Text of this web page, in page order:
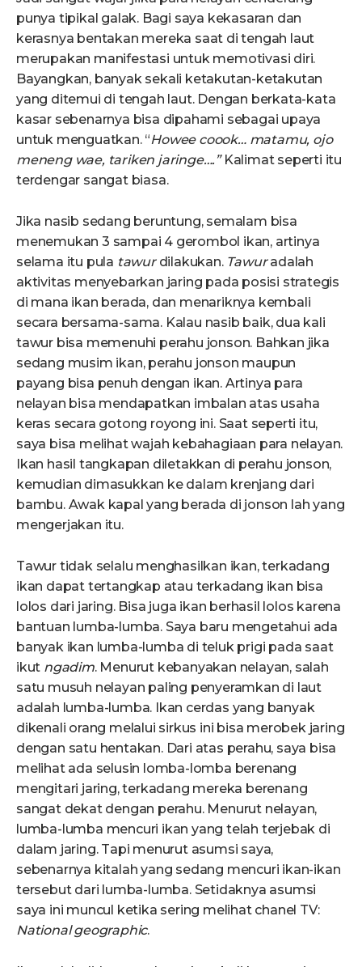
punya tipikal galak. Bagi saya kekasaran dan
kerasnya bentakan mereka saat di tengah laut
merupakan manifestasi untuk memotivasi diri.
Bayangkan, banyak sekali ketakutan-ketakutan
yang ditemui di tengah laut. Dengan berkata-kata
kasar sebenarnya bisa dipahami sebagai upaya
untuk menguatkan. “Howeecoook…matamu, ojo
meneng wae, tariken jaringe…. ”Kalimat seperti itu
terdengar sangat biasa.
Jika nasib sedang beruntung, semalam bisa
menemukan 3 sampai 4 gerombol ikan, artinya
selama itu pula tawurdilakukan. Tawuradalah
aktivitas menyebarkan jaring pada posisi strategis
di mana ikan berada, dan menariknya kembali
secara bersama-sama. Kalau nasib baik, dua kali
tawur bisa memenuhi perahu jonson. Bahkan jika
sedang musim ikan, perahu jonson maupun
payang bisa penuh dengan ikan. Artinya para
nelayan bisa mendapatkan imbalan atas usaha
keras secara gotong royong ini. Saat seperti itu,
saya bisa melihat wajah kebahagiaan para nelayan.
Ikan hasil tangkapan diletakkan di perahu jonson,
kemudian dimasukkan ke dalam krenjang dari
bambu. Awak kapal yang berada di jonson lah yang
mengerjakan itu.
Tawur tidak selalu menghasilkan ikan, terkadang
ikan dapat tertangkap atau terkadang ikan bisa
lolos dari jaring. Bisa juga ikan berhasil lolos karena
bantuan lumba-lumba. Saya baru mengetahui ada
banyak ikan lumba-lumba di teluk prigi pada saat
ikut ngadim. Menurut kebanyakan nelayan, salah
satu musuh nelayan paling penyeramkan di laut
adalah lumba-lumba. Ikan cerdas yang banyak
dikenali orang melalui sirkus ini bisa merobek jaring
dengan satu hentakan. Dari atas perahu, saya bisa
melihat ada selusin lomba-lomba berenang
mengitari jaring, terkadang mereka berenang
sangat dekat dengan perahu. Menurut nelayan,
lumba-lumba mencuri ikan yang telah terjebak di
dalam jaring. Tapi menurut asumsi saya,
sebenarnya kitalah yang sedang mencuri ikan-ikan
tersebut dari lumba-lumba. Setidaknya asumsi
saya ini muncul ketika sering melihat chanel TV:
National geographic.